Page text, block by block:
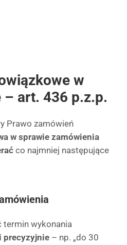
w
art. 436 p.z.p.
Prawo zamówień
w sprawie zamówienia
co najmniej następujące
termin wykonania
precyzyjnie – np. „do 30